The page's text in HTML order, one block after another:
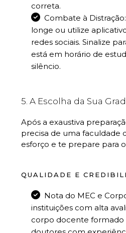
correta.
Combate à
longe ou utilize
redes sociais. Sinalize
está em horário de
silêncio.
5. A Escolha da Sua
Após a exaustiva
precisa de uma faculdade
esforço e te prepare para
QUALIDADE E
Nota do MEC e
instituições com alta
corpo docente formado